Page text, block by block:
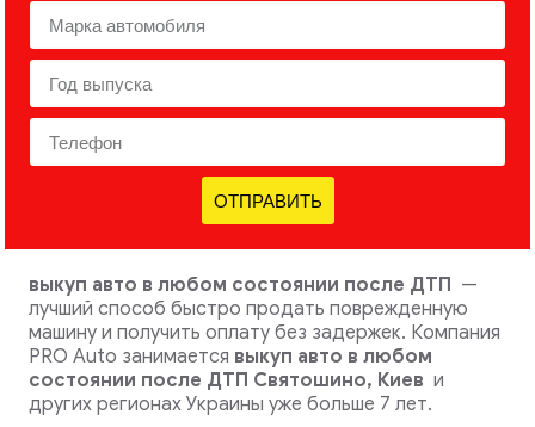
ОТПРАВИТЬ
выкуп авто в любом состоянии после ДТП —
лучший способ быстро продать поврежденную
машину и получить оплату без задержек. Компания
PRO Auto занимается выкуп авто в любом
состоянии после ДТП Святошино, Киев и
других регионах Украины уже больше 7 лет.